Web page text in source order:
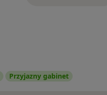
Przyjazny gabinet